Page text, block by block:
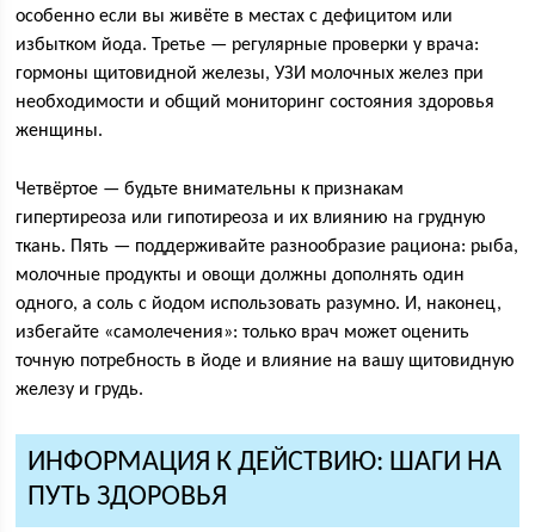
особенно если вы живёте в местах с дефицитом или
избытком йода. Третье — регулярные проверки у врача:
гормоны щитовидной железы, УЗИ молочных желез при
необходимости и общий мониторинг состояния здоровья
женщины.
Четвёртое — будьте внимательны к признакам
гипертиреоза или гипотиреоза и их влиянию на грудную
ткань. Пять — поддерживайте разнообразие рациона: рыба,
молочные продукты и овощи должны дополнять один
одного, а соль с йодом использовать разумно. И, наконец,
избегайте «самолечения»: только врач может оценить
точную потребность в йоде и влияние на вашу щитовидную
железу и грудь.
ИНФОРМАЦИЯ К ДЕЙСТВИЮ: ШАГИ НА
ПУТЬ ЗДОРОВЬЯ